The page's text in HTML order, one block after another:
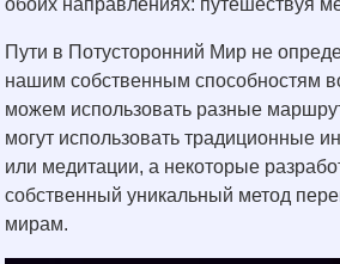
Пути в Потусторонний Мир не
нашим собственным способностям
можем использовать разные
могут использовать традиционные
или медитации, а некоторые
собственный уникальный метод
мирам.